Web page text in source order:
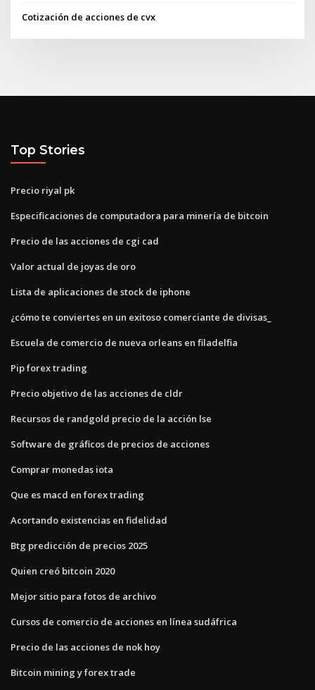
Cotización de acciones de cvx
Top Stories
Precio riyal pk
Especificaciones de computadora para minería de bitcoin
Precio de las acciones de cgi cad
Valor actual de joyas de oro
Lista de aplicaciones de stock de iphone
¿cómo te conviertes en un exitoso comerciante de divisas_
Escuela de comercio de nueva orleans en filadelfia
Pip forex trading
Precio objetivo de las acciones de cldr
Recursos de randgold precio de la acción lse
Software de gráficos de precios de acciones
Comprar monedas iota
Que es macd en forex trading
Acortando existencias en fidelidad
Btg predicción de precios 2025
Quien creó bitcoin 2020
Mejor sitio para fotos de archivo
Cursos de comercio de acciones en línea sudáfrica
Precio de las acciones de nok hoy
Bitcoin mining y forex trade